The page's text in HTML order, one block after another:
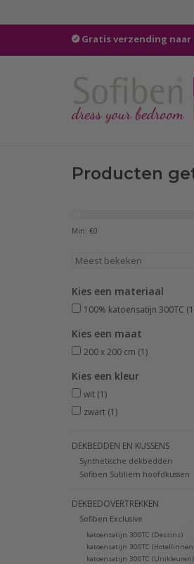
Gratis verzending
Producten
Min: €0
Kies een materiaal
100% katoensatijn 300TC
Kies een maat
200 x 200 cm (1)
Kies een kleur
wit (1)
zwart (1)
DEKBEDDEN EN KUSSENS
Synthetische dekbedden
Sofiben Subliem hoofdkussen
DEKBEDOVERTREKKEN
Sofiben Exclusive
katoensatijn 300TC (Dessins)
katoensatijn 300TC
katoensatijn 300TC (Unikleuren)